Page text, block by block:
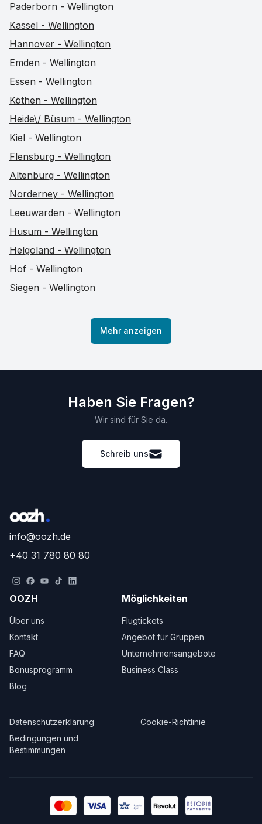
Paderborn - Wellington
Kassel - Wellington
Hannover - Wellington
Emden - Wellington
Essen - Wellington
Köthen - Wellington
Heide\/ Büsum - Wellington
Kiel - Wellington
Flensburg - Wellington
Altenburg - Wellington
Norderney - Wellington
Leeuwarden - Wellington
Husum - Wellington
Helgoland - Wellington
Hof - Wellington
Siegen - Wellington
Mehr anzeigen
Haben Sie Fragen?
Wir sind für Sie da.
Schreib uns
info@oozh.de
+40 31 780 80 80
OOZH
Über uns
Kontakt
FAQ
Bonusprogramm
Blog
Möglichkeiten
Flugtickets
Angebot für Gruppen
Unternehmensangebote
Business Class
Datenschutzerklärung
Cookie-Richtlinie
Bedingungen und
Bestimmungen